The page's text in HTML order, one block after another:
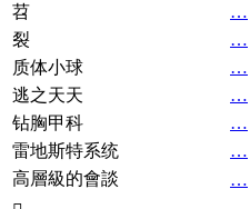
苕
…
裂
…
质体小球
…
逃之天天
…
钻胸甲科
…
雷地斯特系统
…
高層級的會談
…